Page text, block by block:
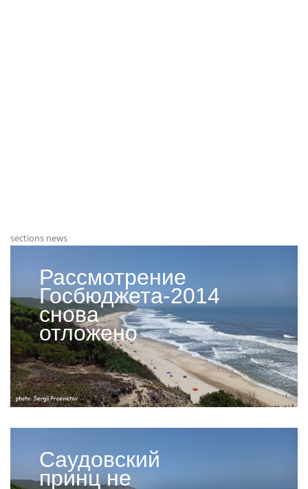
sections news
Рассмотрение
Госбюджета-2014
снова
отложено
Саудовский
принц не